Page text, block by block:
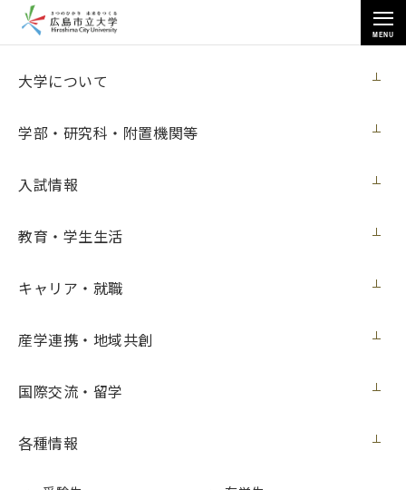
大学について
学部・研究科・附置機関等
入試情報
教育・学生生活
キャリア・就職
産学連携・地域共創
国際交流・留学
各種情報
MENU
トップページ>お知らせ
お知らせ
カレッジサロンピアロットへの感謝状贈呈
式を行いました